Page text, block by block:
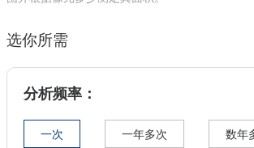
选你所需
分析频率：
一次 一年多次 数年